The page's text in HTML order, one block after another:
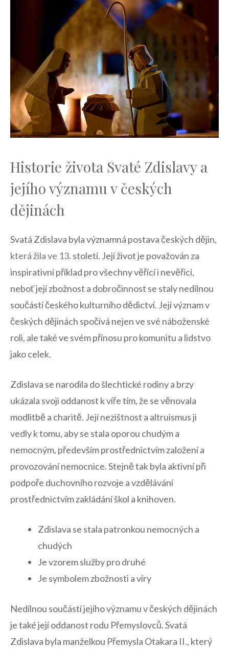
Historie života Svaté Zdislavy a
jejího významu v českých
dějinách
Svatá Zdislava⁣ byla významná postava českých dějin,
která žila ve 13. století.⁣ Její život je považován za
inspirativní příklad ⁤pro všechny věřící ⁢i ⁣nevěřící,
neboť její zbožnost‍ a dobročinnost se staly nedílnou
součástí českého ‍kulturního⁢ dědictví. ‌Její význam v
českých dějinách spočívá nejen ve své ⁢náboženské
roli, ale také ve svém ⁤přínosu‍ pro komunitu a lidstvo
jako celek.
Zdislava se narodila do ​šlechtické rodiny a brzy
ukázala svoji oddanost k víře tím, ⁤že se​ věnovala
⁢modlitbě a charitě. Její nezištnost a altruismus ji
vedly k tomu, aby se stala oporou chudým a
nemocným, především ⁢prostřednictvím založení a
provozování nemocnice. Stejně tak byla ⁣aktivní při⁣
podpoře duchovního ⁤rozvoje ‌a vzdělávání
prostřednictvím zakládání škol a knihoven.
Zdislava se stala patronkou nemocných ‍a
chudých
Je vzorem služby ⁣pro ​druhé
Je​ symbolem zbožnosti a víry
Nedílnou součástí jejího významu​ v‌ českých dějinách
⁣je také její oddanost rodu Přemyslovců. Svatá
Zdislava byla manželkou Přemysla Otakara II., který